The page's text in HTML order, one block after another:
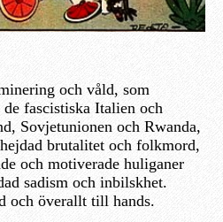
och våld, som
fascistiska Italien och
Sovjetunionen och Rwanda,
brutalitet och folkmord,
och motiverade huliganer
sadism och inbilskhet.
och överallt till hands.